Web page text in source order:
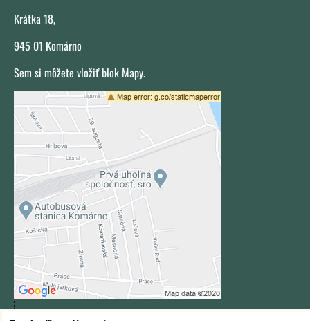
Krátka 18,
945 01 Komárno
Sem si môžete vložiť blok Mapy.
Externý obsah je blokovaný Voľbami
súkromia
Prajete si načítať externý obsah?
Povoliť tentokrát
Povoliť a zapamätať - súhlas s
druhom cookie: Funkčné
Otvoriť obsah v novom okne